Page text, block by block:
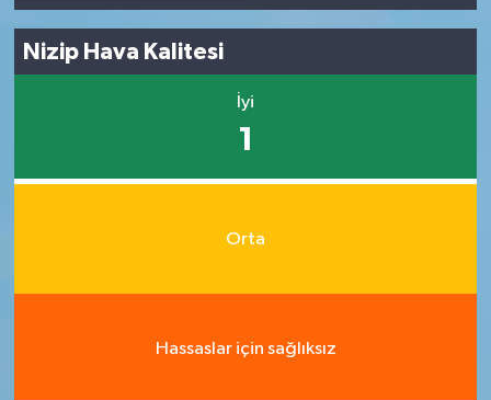
Nizip Hava Kalitesi
İyi
1
Orta
Hassaslar için sağlıksız